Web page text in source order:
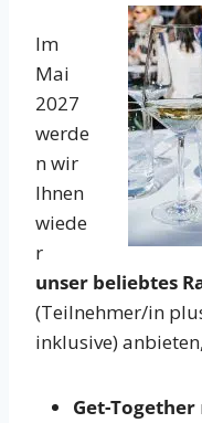
Im
Mai
2027
werde
n wir
Ihnen
wiede
r
unser beliebtes
(Teilnehmer/in
inklusive)
Get-Together